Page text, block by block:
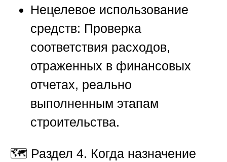
Нецелевое использование
средств: Проверка
соответствия расходов,
отраженных в финансовых
отчетах, реально
выполненным этапам
строительства.
🗺️ Раздел 4. Когда назначение